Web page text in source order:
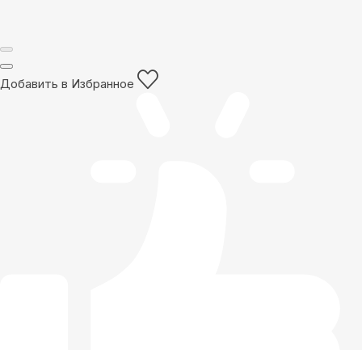
Добавить в Избранное